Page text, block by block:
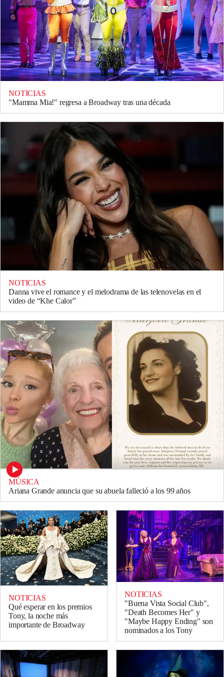
NOTICIAS
"Mamma Mia!" regresa a Broadway tras una década
NOTICIAS
Danna vive el romance y el melodrama de las telenovelas en el
video de “Khe Calor”
MÚSICA
Ariana Grande anuncia que su abuela falleció a los 99 años
NOTICIAS
Qué esperar en los premios
Tony, la noche más
importante de Broadway
NOTICIAS
"Buena Vista Social Club",
"Death Becomes Her" y
"Maybe Happy Ending" son
nominados a los Tony